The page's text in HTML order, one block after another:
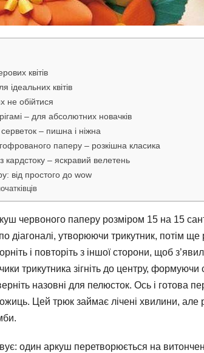
квітів
ідеальних квітів
не обійтися
– для абсолютних новачків
– пишна і ніжна
паперу – розкішна класика
– яскравий велетень
від простого до wow
червоного паперу розміром 15 на 15
діагоналі, утворюючи трикутник, потім
і повторіть з іншої сторони, щоб
трикутника зігніть до центру,
назовні для пелюсток. Ось і готова
Цей трюк займає лічені хвилини, але
один аркуш перетворюється на